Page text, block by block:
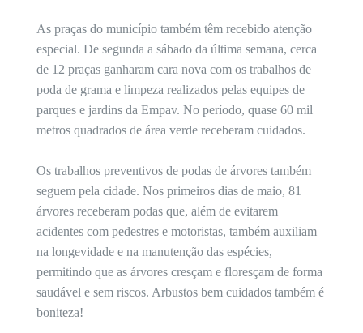
As praças do município também têm recebido atenção
especial. De segunda a sábado da última semana, cerca
de 12 praças ganharam cara nova com os trabalhos de
poda de grama e limpeza realizados pelas equipes de
parques e jardins da Empav. No período, quase 60 mil
metros quadrados de área verde receberam cuidados.
Os trabalhos preventivos de podas de árvores também
seguem pela cidade. Nos primeiros dias de maio, 81
árvores receberam podas que, além de evitarem
acidentes com pedestres e motoristas, também auxiliam
na longevidade e na manutenção das espécies,
permitindo que as árvores cresçam e floresçam de forma
saudável e sem riscos. Arbustos bem cuidados também é
boniteza!